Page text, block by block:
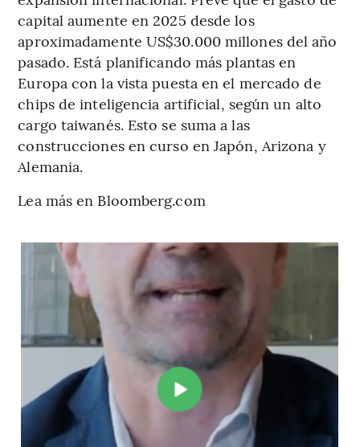
capital aumente en 2025 desde los
aproximadamente US$30.000 millones del año
pasado. Está planificando más plantas en
Europa con la vista puesta en el mercado de
chips de inteligencia artificial, según un alto
cargo taiwanés. Esto se suma a las
construcciones en curso en Japón, Arizona y
Alemania.
Lea más en Bloomberg.com